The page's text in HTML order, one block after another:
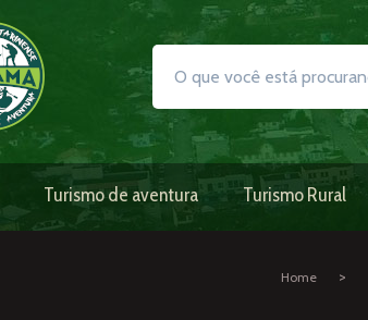
Turismo de aventura Turismo Rural
Home >